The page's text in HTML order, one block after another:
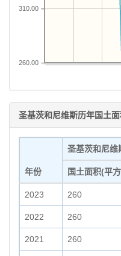
260.00
310.00
圣基茨和尼维斯历年国土
年份
圣基茨和尼维
国土面积(平
2023 260
2022 260
2021 260